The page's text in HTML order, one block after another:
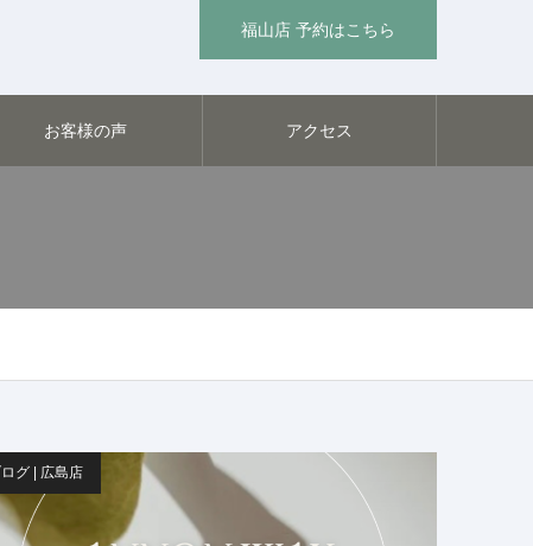
福山店 予約はこちら
お客様の声 アクセス
グ | 広島店